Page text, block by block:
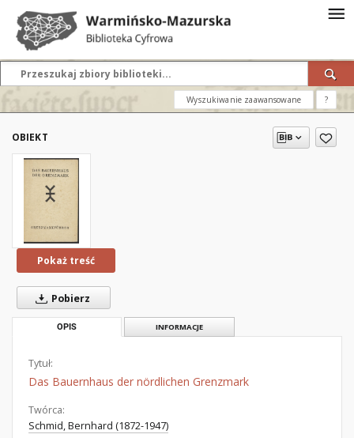
Wyszukiwanie zaawansowane ?
OBIEKT
Pokaż treść
Pobierz
OPIS INFORMACJE
Tytuł:
Das Bauernhaus der nördlichen Grenzmark
Twórca:
Schmid, Bernhard (1872-1947)